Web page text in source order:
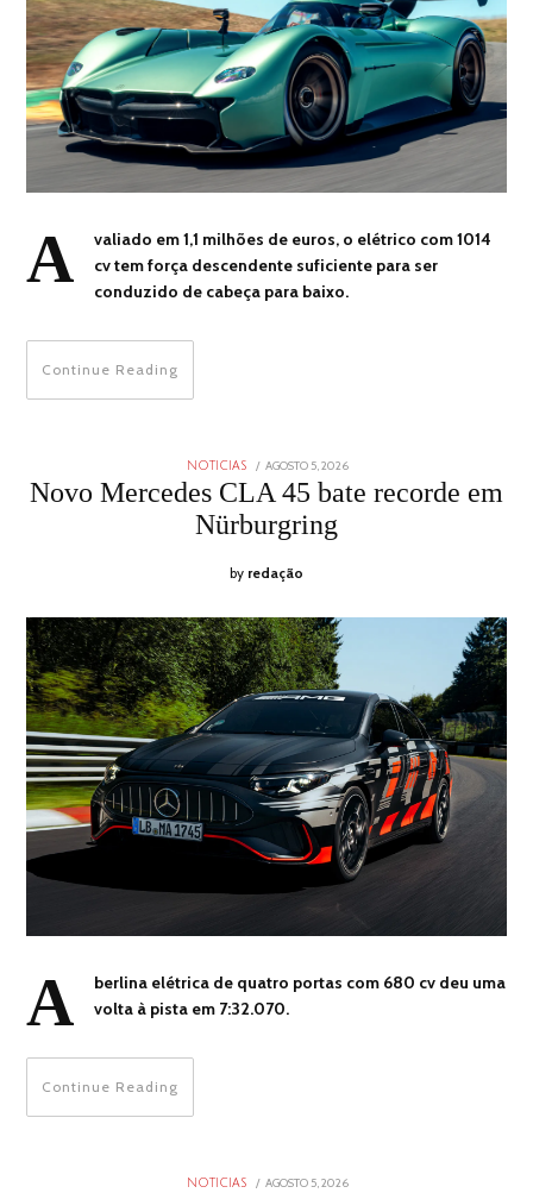
A
valiado em 1,1 milhões de euros, o elétrico com 1014
cv tem força descendente suficiente para ser
conduzido de cabeça para baixo.
Continue Reading
NOTICIAS
POSTED
ON
AGOSTO 5, 2026
4,
2026
Novo Mercedes CLA 45 bate recorde em
Nürburgring
by redação
A
berlina elétrica de quatro portas com 680 cv deu uma
volta à pista em 7:32.070.
Continue Reading
NOTICIAS
POSTED
AGOSTO 5, 2026